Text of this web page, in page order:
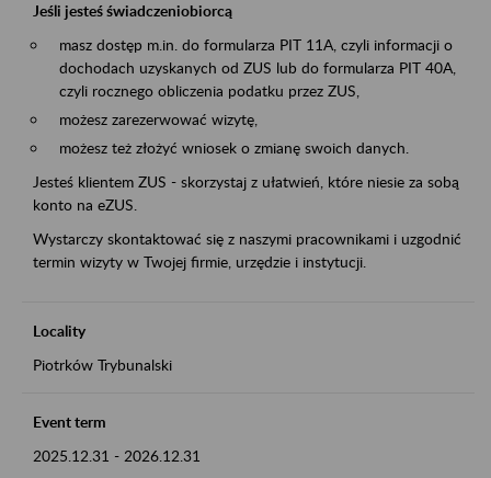
Jeśli jesteś świadczeniobiorcą
masz dostęp m.in. do formularza PIT 11A, czyli informacji o
dochodach uzyskanych od ZUS lub do formularza PIT 40A,
czyli rocznego obliczenia podatku przez ZUS,
możesz zarezerwować wizytę,
możesz też złożyć wniosek o zmianę swoich danych.
Jesteś klientem ZUS - skorzystaj z ułatwień, które niesie za sobą
konto na eZUS.
Wystarczy skontaktować się z naszymi pracownikami i uzgodnić
termin wizyty w Twojej firmie, urzędzie i instytucji.
Locality
Piotrków Trybunalski
Event term
2025.12.31 - 2026.12.31